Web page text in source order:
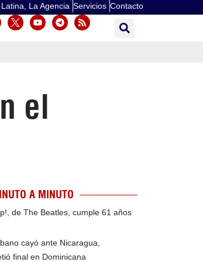
La Agencia Servicios Contacto
el
A MINUTO
de The Beatles, cumple 61 años
cayó ante Nicaragua,
final en Dominicana